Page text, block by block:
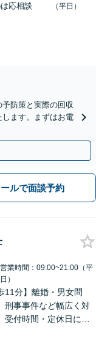
は応相談
（平日）
予防策と実際の回収
ます。まずはお電
ールで面談予約
営業時間：09:00~21:00（平
日）
11分】離婚・男女問
刑事事件など幅広く対
受付時間・定休日に関